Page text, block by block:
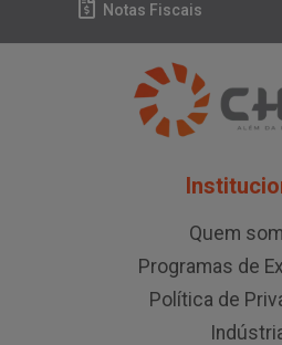
Notas Fiscais
Quem
Programas de
Política de